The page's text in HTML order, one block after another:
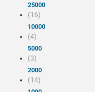
25000
(16)
10000
(4)
5000
(3)
2000
(14)